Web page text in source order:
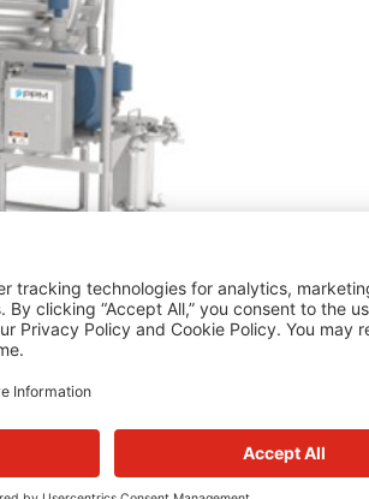
industriels de transformation